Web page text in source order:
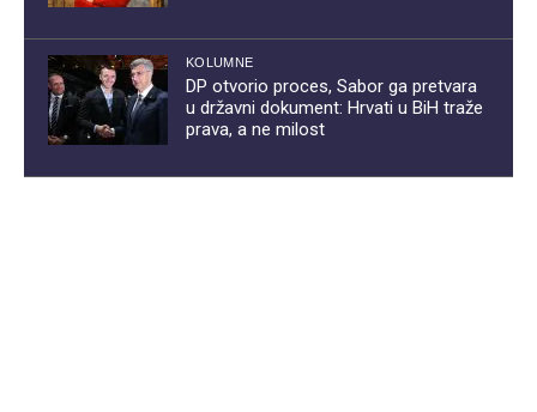
KOLUMNE
DP otvorio proces, Sabor ga pretvara
u državni dokument: Hrvati u BiH traže
prava, a ne milost